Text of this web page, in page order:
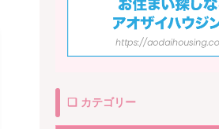
❏ カテゴリー